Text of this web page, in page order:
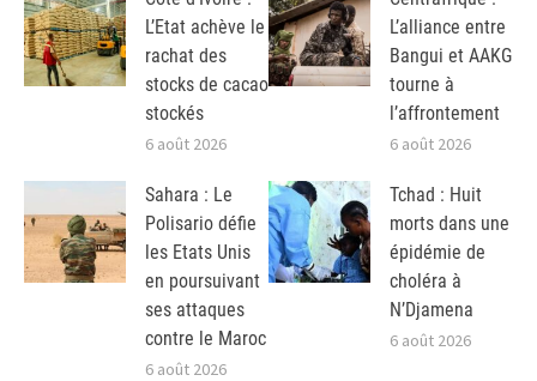
L’Etat achève le
rachat des
stocks de cacao
stockés
6 août 2026
L’alliance entre
Bangui et AAKG
tourne à
l’affrontement
6 août 2026
Sahara : Le
Polisario défie
les Etats Unis
en poursuivant
ses attaques
contre le Maroc
6 août 2026
Tchad : Huit
morts dans une
épidémie de
choléra à
N’Djamena
6 août 2026